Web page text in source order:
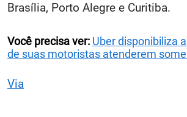
Brasília, Porto Alegre e Curitiba.
Você precisa ver: Uber disponibiliza
de suas motoristas atenderem
Via